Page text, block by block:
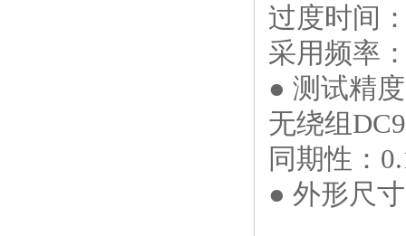
过度时间
采用频率
● 测试精
无绕组
同期性：
● 外形尺